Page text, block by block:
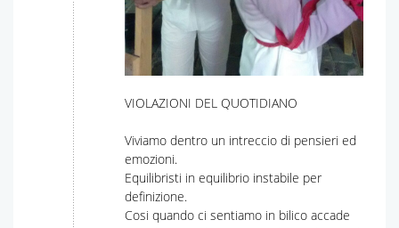
VIOLAZIONI DEL QUOTIDIANO
Viviamo dentro un intreccio di pensieri ed
emozioni.
Equilibristi in equilibrio instabile per
definizione.
Cosi quando ci sentiamo in bilico accade